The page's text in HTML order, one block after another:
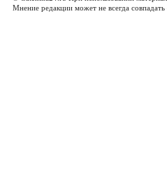
Мнение редакции может не всегда